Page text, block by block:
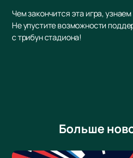
Чем закончится эта игра,
Не упустите возможности
с трибун стадиона!
Больше